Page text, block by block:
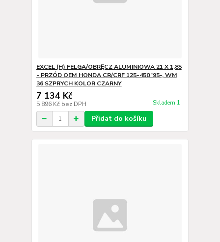
EXCEL (H) FELGA/OBRĘCZ ALUMINIOWA 21 X 1,85
- PRZÓD OEM HONDA CR/CRF 125-450 '95-, WM
36 SZPRYCH KOLOR CZARNY
7 134 Kč
5 896 Kč bez DPH Skladem 1
Přidat do košíku